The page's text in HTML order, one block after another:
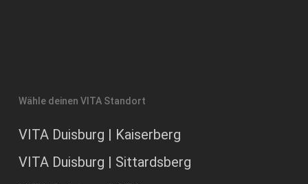
Wähle deinen VITA Standort
VITA Duisburg | Kaiserberg
VITA Duisburg | Sittardsberg